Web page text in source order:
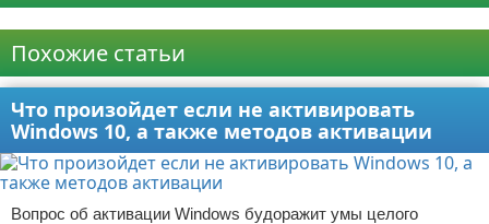
Похожие статьи
Что произойдет если не активировать
Windows 10, а также методов активации
Вопрос об активации Windows будоражит умы целого